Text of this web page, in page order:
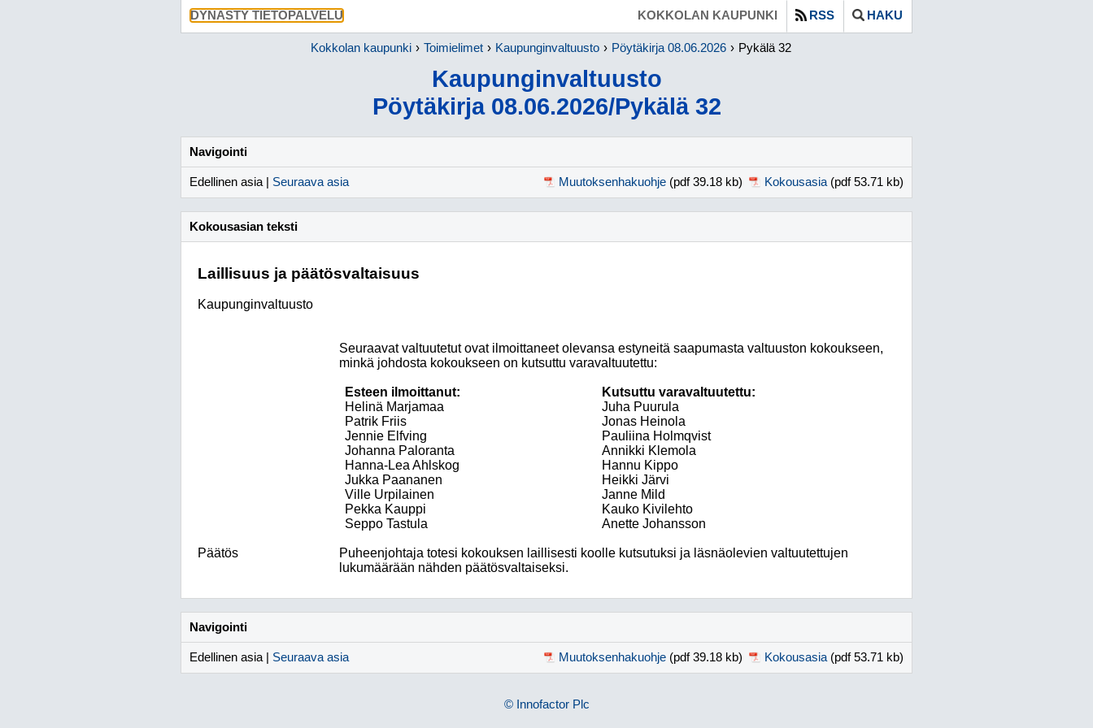
DYNASTY TIETOPALVELU SIIRRY SUORAAN PÄÄSISÄLTÖÖNKOKKOLAN KAUPUNKI RSS HAKU
Kokkolan kaupunki Toimielimet Kaupunginvaltuusto Pöytäkirja 08.06.2026 Pykälä 32
Kaupunginvaltuusto
Pöytäkirja 08.06.2026/Pykälä 32
Navigointi
Edellinen asia | Seuraava asia Muutoksenhakuohje (pdf 39.18 kb) Kokousasia (pdf 53.71 kb)
Kokousasian teksti
Laillisuus ja päätösvaltaisuus
Kaupunginvaltuusto
Seuraavat valtuutetut ovat ilmoittaneet olevansa estyneitä saapumasta valtuuston kokoukseen,
minkä johdosta kokoukseen on kutsuttu varavaltuutettu:
Esteen ilmoittanut:
Kutsuttu varavaltuutettu:
Helinä Marjamaa
Juha Puurula
Patrik Friis
Jonas Heinola
Jennie Elfving
Pauliina Holmqvist
Johanna Paloranta
Annikki Klemola
Hanna-Lea Ahlskog
Hannu Kippo
Jukka Paananen
Heikki Järvi
Ville Urpilainen
Janne Mild
Pekka Kauppi
Kauko Kivilehto
Seppo Tastula
Anette Johansson
Päätös
Puheenjohtaja totesi kokouksen laillisesti koolle kutsutuksi ja läsnäolevien valtuutettujen
lukumäärään nähden päätösvaltaiseksi.
Navigointi
Edellinen asia | Seuraava asia Muutoksenhakuohje (pdf 39.18 kb) Kokousasia (pdf 53.71 kb)
© Innofactor Plc